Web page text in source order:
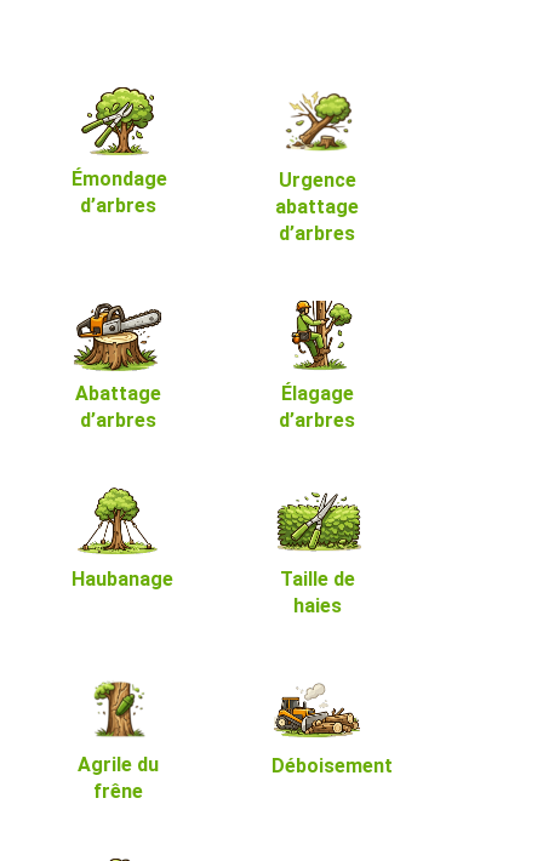
Émondage
d’arbres
Urgence
abattage
d’arbres
Abattage
d’arbres
Élagage
d’arbres
Haubanage
Taille de
haies
Agrile du
frêne
Déboisement